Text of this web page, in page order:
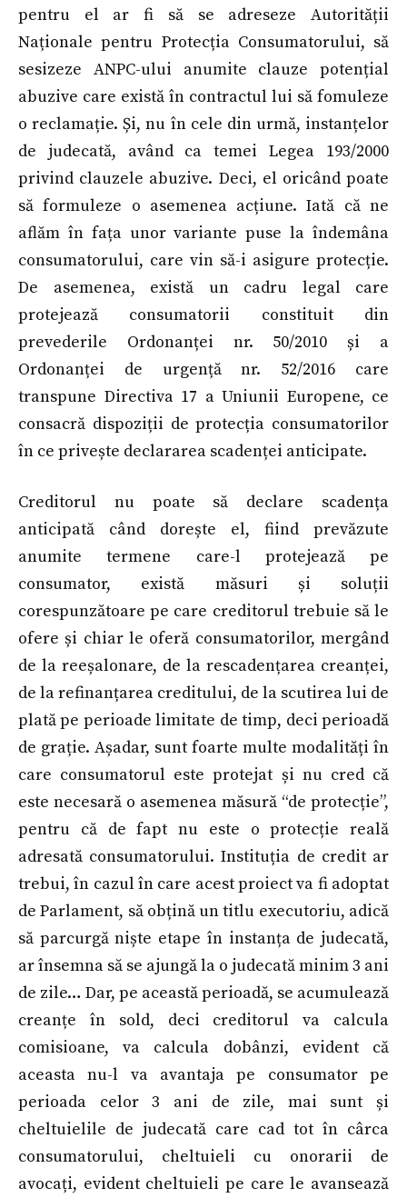
pentru el ar fi să se adreseze Autorității
Naționale pentru Protecția Consumatorului, să
sesizeze ANPC-ului anumite clauze potențial
abuzive care există în contractul lui să fomuleze
o reclamație. Și, nu în cele din urmă, instanțelor
de judecată, având ca temei Legea 193/2000
privind clauzele abuzive. Deci, el oricând poate
să formuleze o asemenea acțiune. Iată că ne
aflăm în fața unor variante puse la îndemâna
consumatorului, care vin să-i asigure protecție.
De asemenea, există un cadru legal care
protejează consumatorii constituit din
prevederile Ordonanței nr. 50/2010 și a
Ordonanței de urgență nr. 52/2016 care
transpune Directiva 17 a Uniunii Europene, ce
consacră dispoziții de protecția consumatorilor
în ce privește declararea scadenței anticipate.
Creditorul nu poate să declare scadența
anticipată când dorește el, fiind prevăzute
anumite termene care-l protejează pe
consumator, există măsuri și soluții
corespunzătoare pe care creditorul trebuie să le
ofere și chiar le oferă consumatorilor, mergând
de la reeșalonare, de la rescadențarea creanței,
de la refinanțarea creditului, de la scutirea lui de
plată pe perioade limitate de timp, deci perioadă
de grație. Așadar, sunt foarte multe modalități în
care consumatorul este protejat și nu cred că
este necesară o asemenea măsură “de protecție”,
pentru că de fapt nu este o protecție reală
adresată consumatorului. Instituția de credit ar
trebui, în cazul în care acest proiect va fi adoptat
de Parlament, să obțină un titlu executoriu, adică
să parcurgă niște etape în instanța de judecată,
ar însemna să se ajungă la o judecată minim 3 ani
de zile… Dar, pe această perioadă, se acumulează
creanțe în sold, deci creditorul va calcula
comisioane, va calcula dobânzi, evident că
aceasta nu-l va avantaja pe consumator pe
perioada celor 3 ani de zile, mai sunt și
cheltuielile de judecată care cad tot în cârca
consumatorului, cheltuieli cu onorarii de
avocați, evident cheltuieli pe care le avansează